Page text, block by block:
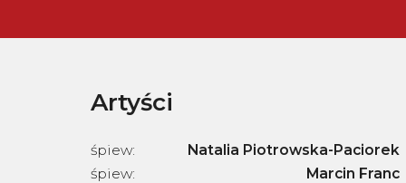
Artyści
śpiew:
Natalia Piotrowska-Paciorek
śpiew:
Marcin Franc